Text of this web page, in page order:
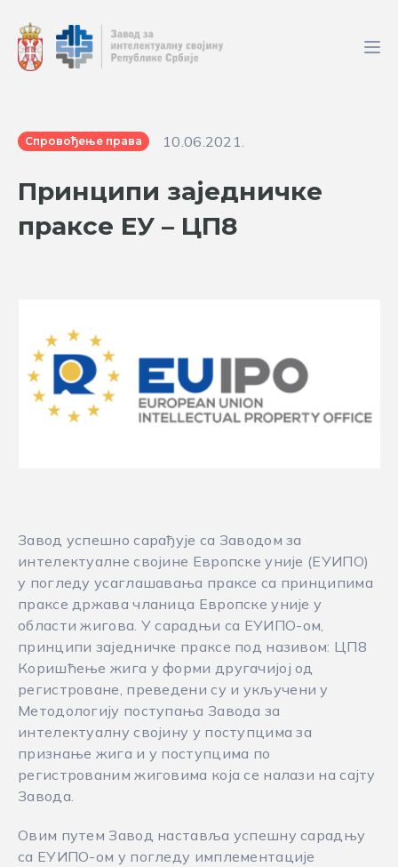
Спровођење права 10.06.2021.
Принципи заједничке
праксе ЕУ – ЦП8
Завод успешно сарађује са Заводом за
интелектуалне својине Европске уније (ЕУИПО)
у погледу усаглашавања праксе са принципима
праксе држава чланица Европске уније у
области жигова. У сарадњи са ЕУИПО-ом,
принципи заједничке праксе под називом: ЦП8
Коришћење жига у форми другачијој од
регистроване, преведени су и укључени у
Методологију поступања Завода за
интелектуалну својину у поступцима за
признање жига и у поступцима по
регистрованим жиговима која се налази на сајту
Завода.
Овим путем Завод наставља успешну сарадњу
са ЕУИПО-ом у погледу имплементације